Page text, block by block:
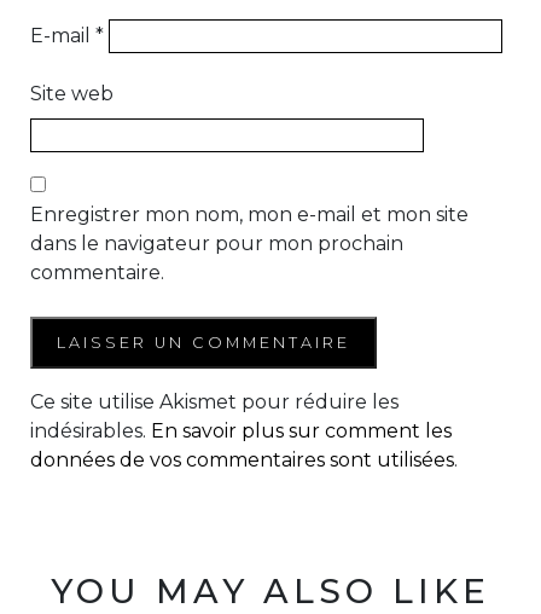
E-mail *
Site web
Enregistrer mon nom, mon e-mail et mon site
dans le navigateur pour mon prochain
commentaire.
Ce site utilise Akismet pour réduire les
indésirables. En savoir plus sur comment les
données de vos commentaires sont utilisées.
YOU MAY ALSO LIKE